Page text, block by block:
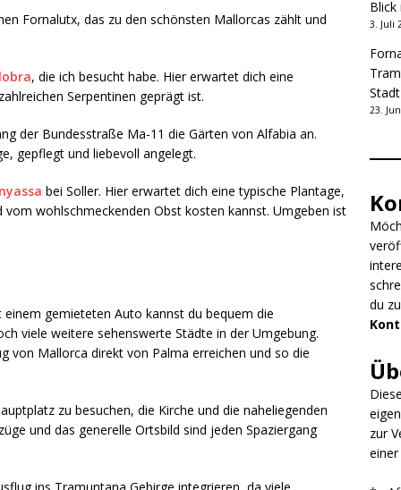
Fornalutx, das zu den schönsten Mallorcas zählt und
, die ich besucht habe. Hier erwartet dich eine
Serpentinen geprägt ist.
der Bundesstraße Ma-11 die Gärten von Alfabia an.
gepflegt und liebevoll angelegt.
bei Soller. Hier erwartet dich eine typische Plantage,
wohlschmeckenden Obst kosten kannst. Umgeben ist
gemieteten Auto kannst du bequem die
viele weitere sehenswerte Städte in der Umgebung.
von Mallorca direkt von Palma erreichen und so die
zu besuchen, die Kirche und die naheliegenden
und das generelle Ortsbild sind jeden Spaziergang
3. Juli
23.
du
zur